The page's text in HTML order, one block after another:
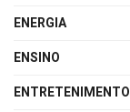
ENERGIA
ENSINO
ENTRETENIMENTO